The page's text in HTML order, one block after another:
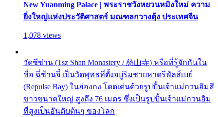
New Yuanming Palace | พระราชวังหยวนหมิงใหม่ ความ
ยิ่งใหญ่แห่งประวัติศาสตร์ มณฑลกวางตุ้ง ประเทศจีน
1,078 views
วัดซีซ่าน (Tsz Shan Monastery / 慈山寺) หรือที่รู้จักกันใน
ชื่อ ฉี่ซ้านจี๋ เป็นวัดพุทธที่ตั้งอยู่ริมชายหาดรีพัลส์เบย์
(Repulse Bay) ในฮ่องกง โดดเด่นด้วยรูปปั้นเจ้าแม่กวนอิมสี
ขาวขนาดใหญ่ สูงถึง 76 เมตร ซึ่งเป็นรูปปั้นเจ้าแม่กวนอิม
ที่สูงเป็นอันดับต้นๆ ของโลก